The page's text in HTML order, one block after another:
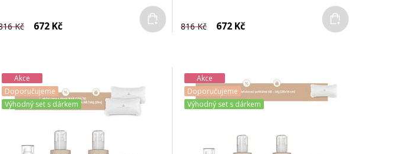
Kč 672 Kč
Do košíku
816 Kč 672 Kč
Do košíku
Akce
Doporučujeme
Výhodný set s dárkem
Akce
Doporučujeme
Výhodný set s dárkem